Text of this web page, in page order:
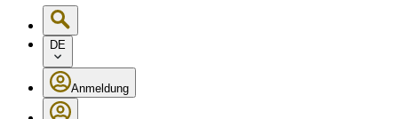
DE
Anmeldung